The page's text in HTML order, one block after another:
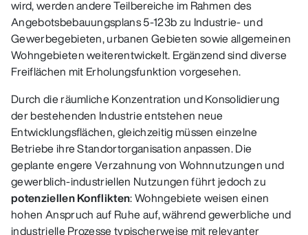
wird, werden andere Teilbereiche im Rahmen des
Angebotsbebauungsplans 5-123b zu Industrie- und
Gewerbegebieten, urbanen Gebieten sowie allgemeinen
Wohngebieten weiterentwickelt. Ergänzend sind diverse
Freiflächen mit Erholungsfunktion vorgesehen.
Durch die räumliche Konzentration und Konsolidierung
der bestehenden Industrie entstehen neue
Entwicklungsflächen, gleichzeitig müssen einzelne
Betriebe ihre Standortorganisation anpassen. Die
geplante engere Verzahnung von Wohnnutzungen und
gewerblich‑industriellen Nutzungen führt jedoch zu
potenziellen Konflikten: Wohngebiete weisen einen
hohen Anspruch auf Ruhe auf, während gewerbliche und
industrielle Prozesse typischerweise mit relevanter